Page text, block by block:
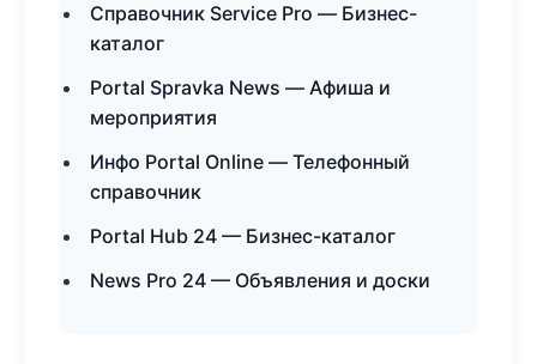
Справочник Service Pro — Бизнес-
каталог
Portal Spravka News — Афиша и
мероприятия
Инфо Portal Online — Телефонный
справочник
Portal Hub 24 — Бизнес-каталог
News Pro 24 — Объявления и доски